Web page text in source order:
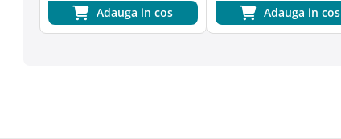
Adauga in cos Adauga in cos